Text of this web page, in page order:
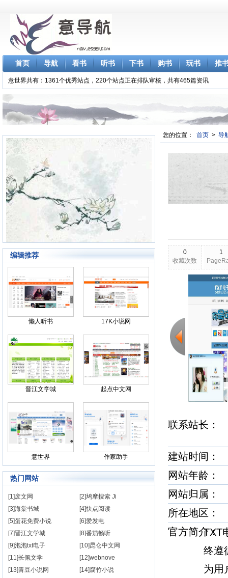
首页 导航 看书 听书 下书 购书 玩书 推
意世界共有：1361个优秀站点，220个站点正在排队审核，共有465篇资讯
编辑推荐
懒人听书 17K小说网
晋江文学城 起点中文网
意世界 作家助手
热门网站
[1]废文网
[2]鸠摩搜索 Ji
[3]海棠书城
[4]快点阅读
[5]蛋花免费小说
[6]爱发电
[7]晋江文学城
[8]番茄畅听
[9]泡泡txt电子
[10]昆仑中文网
[11]长佩文学
[12]webnove
[13]青豆小说网
[14]腐竹小说
您的位置： 首页 > 导
0
收藏次数
1
2026-03-24
联系站长
建站时间
网站年龄：
网站归属
所在地
官方简介
TXT
终遵
为用